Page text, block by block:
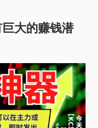
巨大的赚钱潜